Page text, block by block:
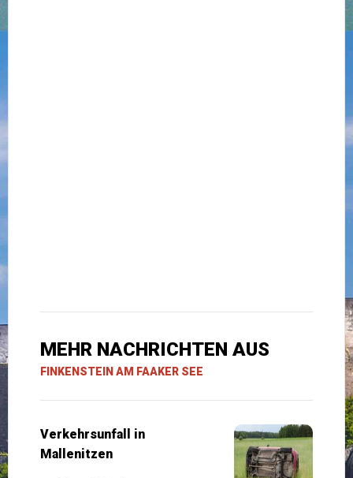
MEHR NACHRICHTEN AUS
FINKENSTEIN AM FAAKER SEE
Verkehrsunfall in
Mallenitzen